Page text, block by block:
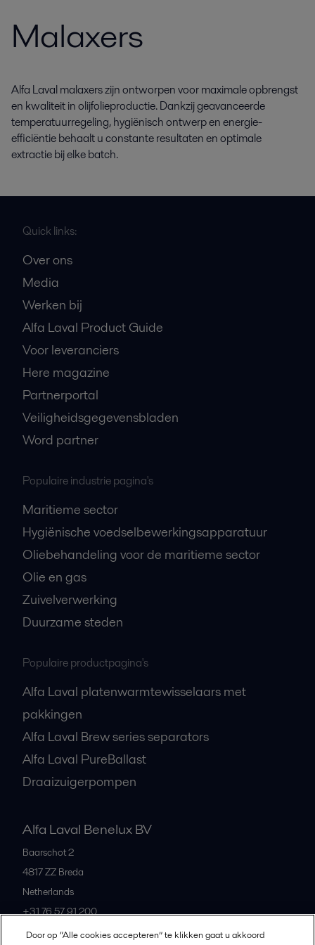
Malaxers
Alfa Laval malaxers zijn ontworpen voor maximale opbrengst
en kwaliteit in olijfolieproductie. Dankzij geavanceerde
temperatuurregeling, hygiënisch ontwerp en energie-
efficiëntie behaalt u constante resultaten en optimale
extractie bij elke batch.
Quick links:
Over ons
Media
Werken bij
Alfa Laval Product Guide
Voor leveranciers
Here magazine
Partnerportal
Veiligheidsgegevensbladen
Word partner
Populaire industrie pagina's
Maritieme sector
Hygiënische voedselbewerkingsapparatuur
Oliebehandeling voor de maritieme sector
Olie en gas
Zuivelverwerking
Duurzame steden
Populaire productpagina's
Alfa Laval platenwarmtewisselaars met
pakkingen
Alfa Laval Brew series separators
Alfa Laval PureBallast
Draaizuigerpompen
Alfa Laval Benelux BV
Baarschot 2
4817 ZZ Breda
Netherlands
+31 76 57 91 200
Door op “Alle cookies accepteren” te klikken gaat u akkoord